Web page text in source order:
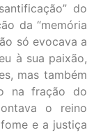
do
da “memória
só evocava a
à sua paixão,
mas também
na fração do
o reino
e a justiça